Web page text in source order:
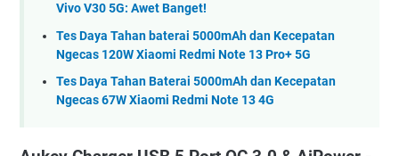
Vivo V30 5G: Awet Banget!
Tes Daya Tahan baterai 5000mAh dan Kecepatan
Ngecas 120W Xiaomi Redmi Note 13 Pro+ 5G
Tes Daya Tahan Baterai 5000mAh dan Kecepatan
Ngecas 67W Xiaomi Redmi Note 13 4G